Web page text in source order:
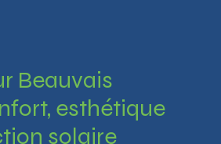
Beauvais
esthétique
solaire